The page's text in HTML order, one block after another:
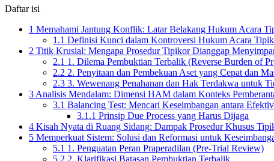
Daftar isi
1 Memahami Jantung Konflik: Latar Belakang Hukum Acara
1.1 Definisi Kunci dalam Kontroversi Hukum Acara
2 Titik Krusial: Mengapa Prosedur Tipikor Dianggap
2.1 1. Dilema Pembuktian Terbalik (Reverse Burden of
2.2 2. Penyitaan dan Pembekuan Aset yang Cepat dan
2.3 3. Wewenang Penahanan dan Hak Terdakwa untuk
3 Analisis Mendalam: Dimensi HAM dalam Konteks
3.1 Balancing Test: Mencari Keseimbangan antara
3.1.1 Prinsip Due Process yang Harus Dijaga
4 Kisah Nyata di Ruang Sidang: Dampak Prosedur Khusus
5 Memperkuat Sistem: Solusi dan Reformasi untuk
5.1 1. Penguatan Peran Praperadilan (Pre-Trial Review)
5.2 2. Klarifikasi Batasan Pembuktian Terbalik